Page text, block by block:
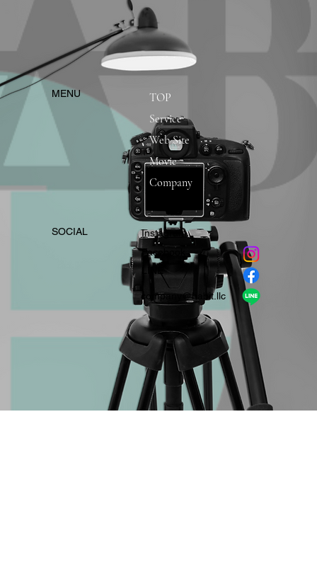
​MENU
TOP
Service
Web Site
Movie
Company
​SOCIAL
Instagram
​Facebook
company＠habit.llc